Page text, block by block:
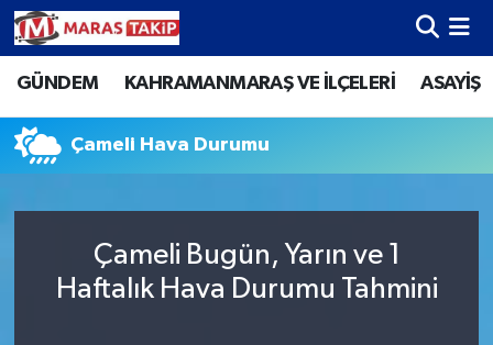
GÜNDEM KAHRAMANMARAŞ VE İLÇELERİ ASAYİŞ
Çameli Hava Durumu
Çameli Bugün, Yarın ve 1
Haftalık Hava Durumu Tahmini
Kahramanmaraş Nöbetçi Eczaneler
Kahramanmaraş Hava Durumu
Kahramanmaraş Trafik Yoğunluk Haritası